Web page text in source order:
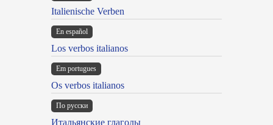
Italienische Verben
En español
Los verbos italianos
Em portugues
Os verbos italianos
По русски
Итальянские глаголы